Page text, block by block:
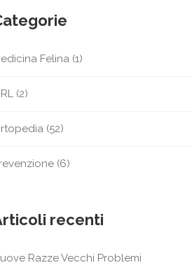
Felina (1)
(2)
(52)
(6)
recenti
Razze Vecchi Problemi